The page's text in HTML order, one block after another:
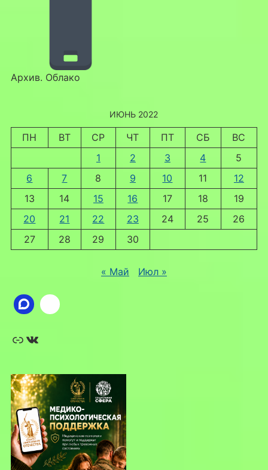
Архив. Облако
ИЮНЬ 2022
ПН ВТ СР ЧТ ПТ СБ
ВС
1
2 3 4
5
6
7 8 9 10 11
12
13
14 15 16 17 18
19
20
21 22 23 24 25
26
27
28 29 30
« Май Июл »
Ссылка